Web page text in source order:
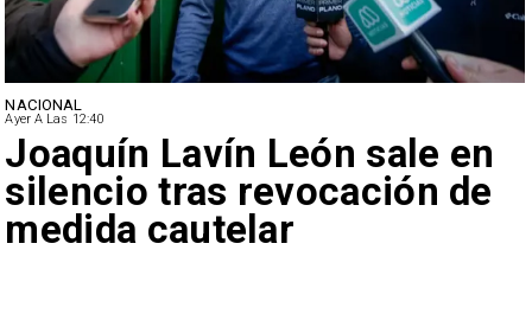
NACIONAL
Ayer A Las 12:40
Joaquín Lavín León sale en
silencio tras revocación de
medida cautelar